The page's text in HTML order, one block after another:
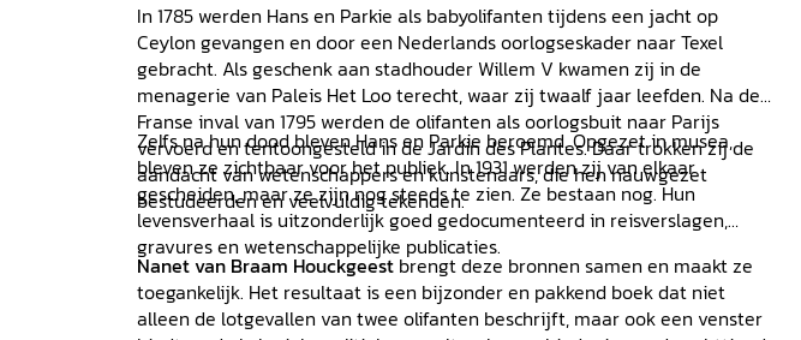
In 1785 werden Hans en Parkie als babyolifanten tijdens een jacht op
Ceylon gevangen en door een Nederlands oorlogseskader naar Texel
gebracht. Als geschenk aan stadhouder Willem V kwamen zij in de
menagerie van Paleis Het Loo terecht, waar zij twaalf jaar leefden. Na de
Franse inval van 1795 werden de olifanten als oorlogsbuit naar Parijs
vervoerd en tentoongesteld in de Jardin des Plantes. Daar trokken zij de
aandacht van wetenschappers en kunstenaars, die hen nauwgezet
bestudeerden en veelvuldig tekenden.
Zelfs na hun dood bleven Hans en Parkie beroemd. Opgezet in musea,
bleven ze zichtbaar voor het publiek. In 1931 werden zij van elkaar
gescheiden, maar ze zijn nog steeds te zien. Ze bestaan nog. Hun
levensverhaal is uitzonderlijk goed gedocumenteerd in reisverslagen,
gravures en wetenschappelijke publicaties.
Nanet van Braam Houckgeest brengt deze bronnen samen en maakt ze
toegankelijk. Het resultaat is een bijzonder en pakkend boek dat niet
alleen de lotgevallen van twee olifanten beschrijft, maar ook een venster